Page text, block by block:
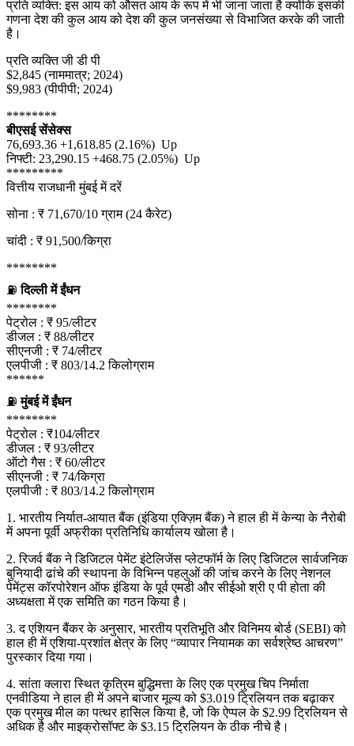
प्रति व्यक्ति: इस आय को औसत आय के रूप में भी जाना जाता है क्योंकि इसकी
गणना देश की कुल आय को देश की कुल जनसंख्या से विभाजित करके की जाती
है।
प्रति व्यक्ति जी डी पी
$2,845 (नाममात्र; 2024)
$9,983 (पीपीपी; 2024)
********
बीएसई सेंसेक्स
76,693.36 +1,618.85 (2.16%) Up
निफ्टी: 23,290.15 +468.75 (2.05%) Up
*********
वित्तीय राजधानी मुंबई में दरें
सोना : ₹ 71,670/10 ग्राम (24 कैरेट)
चांदी : ₹ 91,500/किग्रा
********
⛽दिल्ली में ईंधन
********
पेट्रोल : ₹ 95/लीटर
डीजल : ₹ 88/लीटर
सीएनजी : ₹ 74/लीटर
एलपीजी : ₹ 803/14.2 किलोग्राम
******
⛽ मुंबई में ईंधन
********
पेट्रोल : ₹104/लीटर
डीजल : ₹ 93/लीटर
ऑटो गैस : ₹ 60/लीटर
सीएनजी : ₹ 74/किग्रा
एलपीजी : ₹ 803/14.2 किलोग्राम
1. भारतीय निर्यात-आयात बैंक (इंडिया एक्ज़िम बैंक) ने हाल ही में केन्या के नैरोबी
में अपना पूर्वी अफ्रीका प्रतिनिधि कार्यालय खोला है।
2. रिजर्व बैंक ने डिजिटल पेमेंट इंटेलिजेंस प्लेटफॉर्म के लिए डिजिटल सार्वजनिक
बुनियादी ढांचे की स्थापना के विभिन्न पहलुओं की जांच करने के लिए नेशनल
पेमेंट्स कॉरपोरेशन ऑफ इंडिया के पूर्व एमडी और सीईओ श्री ए पी होता की
अध्यक्षता में एक समिति का गठन किया है।
3. द एशियन बैंकर के अनुसार, भारतीय प्रतिभूति और विनिमय बोर्ड (SEBI) को
हाल ही में एशिया-प्रशांत क्षेत्र के लिए “व्यापार नियामक का सर्वश्रेष्ठ आचरण”
पुरस्कार दिया गया।
4. सांता क्लारा स्थित कृत्रिम बुद्धिमत्ता के लिए एक प्रमुख चिप निर्माता
एनवीडिया ने हाल ही में अपने बाजार मूल्य को $3.019 ट्रिलियन तक बढ़ाकर
एक प्रमुख मील का पत्थर हासिल किया है, जो कि ऐप्पल के $2.99 ​​ट्रिलियन से
अधिक है और माइक्रोसॉफ्ट के $3.15 ट्रिलियन के ठीक नीचे है।